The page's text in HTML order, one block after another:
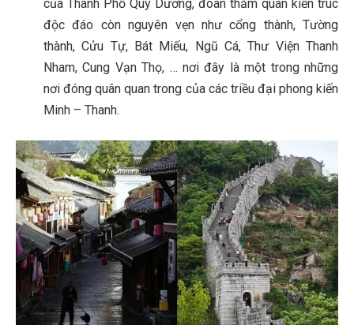
của Thành Phố Quý Dương, đoàn thăm quan kiến trúc
độc đáo còn nguyên vẹn như cổng thành, Tường
thành, Cửu Tự, Bát Miếu, Ngũ Cá, Thư Viện Thanh
Nham, Cung Vạn Thọ, … nơi đây là một trong những
nơi đóng quân quan trong của các triều đại phong kiến
Minh – Thanh.